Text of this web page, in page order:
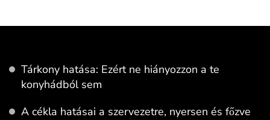
Tárkony hatása: Ezért ne hiányozzon a te
konyhádból sem
A cékla hatásai a szervezetre, nyersen és főzve